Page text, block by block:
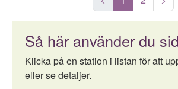
Så här använder du
Klicka på en station i listan för att
eller se detaljer.